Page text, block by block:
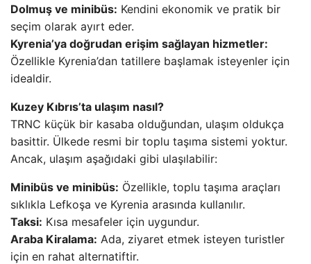
Dolmuş ve minibüs: Kendini ekonomik ve pratik bir
seçim olarak ayırt eder.
Kyrenia’ya doğrudan erişim sağlayan hizmetler:
Özellikle Kyrenia’dan tatillere başlamak isteyenler için
idealdir.
Kuzey Kıbrıs’ta ulaşım nasıl?
TRNC küçük bir kasaba olduğundan, ulaşım oldukça
basittir. Ülkede resmi bir toplu taşıma sistemi yoktur.
Ancak, ulaşım aşağıdaki gibi ulaşılabilir:
Minibüs ve minibüs: Özellikle, toplu taşıma araçları
sıklıkla Lefkoşa ve Kyrenia arasında kullanılır.
Taksi: Kısa mesafeler için uygundur.
Araba Kiralama: Ada, ziyaret etmek isteyen turistler
için en rahat alternatiftir.